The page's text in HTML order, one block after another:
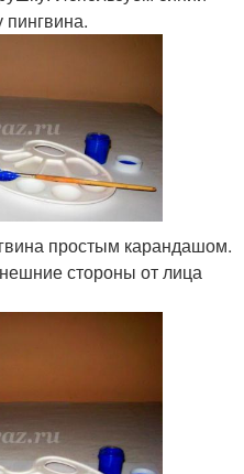
пингвина.
простым карандашом.
стороны от лица